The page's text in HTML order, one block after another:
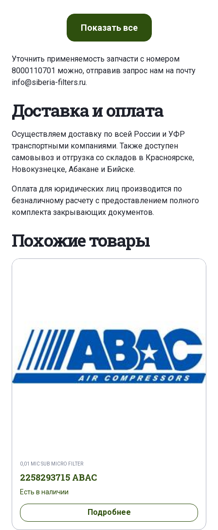
Показатьвсе
Уточнить применяемость запчасти с номером
8000110701 можно, отправив запрос нам на почту
info@siberia-filters.ru.
Доставка и оплата
Осуществляем доставку по всей России и УФР
транспортными компаниями. Также доступен
самовывоз и отгрузка со складов в Красноярске,
Новокузнецке, Абакане и Бийске.
Оплата для юридических лиц производится по
безналичному расчету с предоставлением полного
комплекта закрывающих документов.
Похожие товары
0,01 MIC SUB MICRO FILTER
2258293715 ABAC
Есть в наличии
Подробнее